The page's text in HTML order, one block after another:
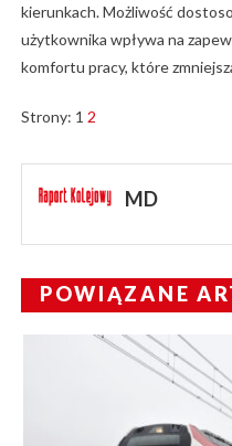
kierunkach. Możliwość
użytkownika wpływa na
komfortu pracy, które
Strony: 1 2
MD
POWIĄZANE